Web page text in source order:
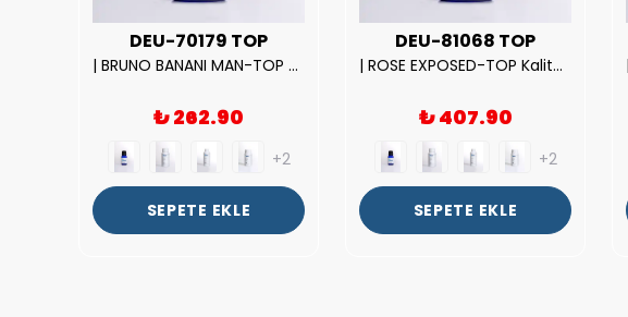
DEU-70179 TOP
| BRUNO BANANI MAN-TOP Kalite Erkek Parfüm Esansı.|
₺ 262.90
+2
SEPETE EKLE
DEU-81068 TOP
| ROSE EXPOSED-TOP Kalite Unısex Parfüm Esansı.|
₺ 407.90
+2
SEPETE EKLE